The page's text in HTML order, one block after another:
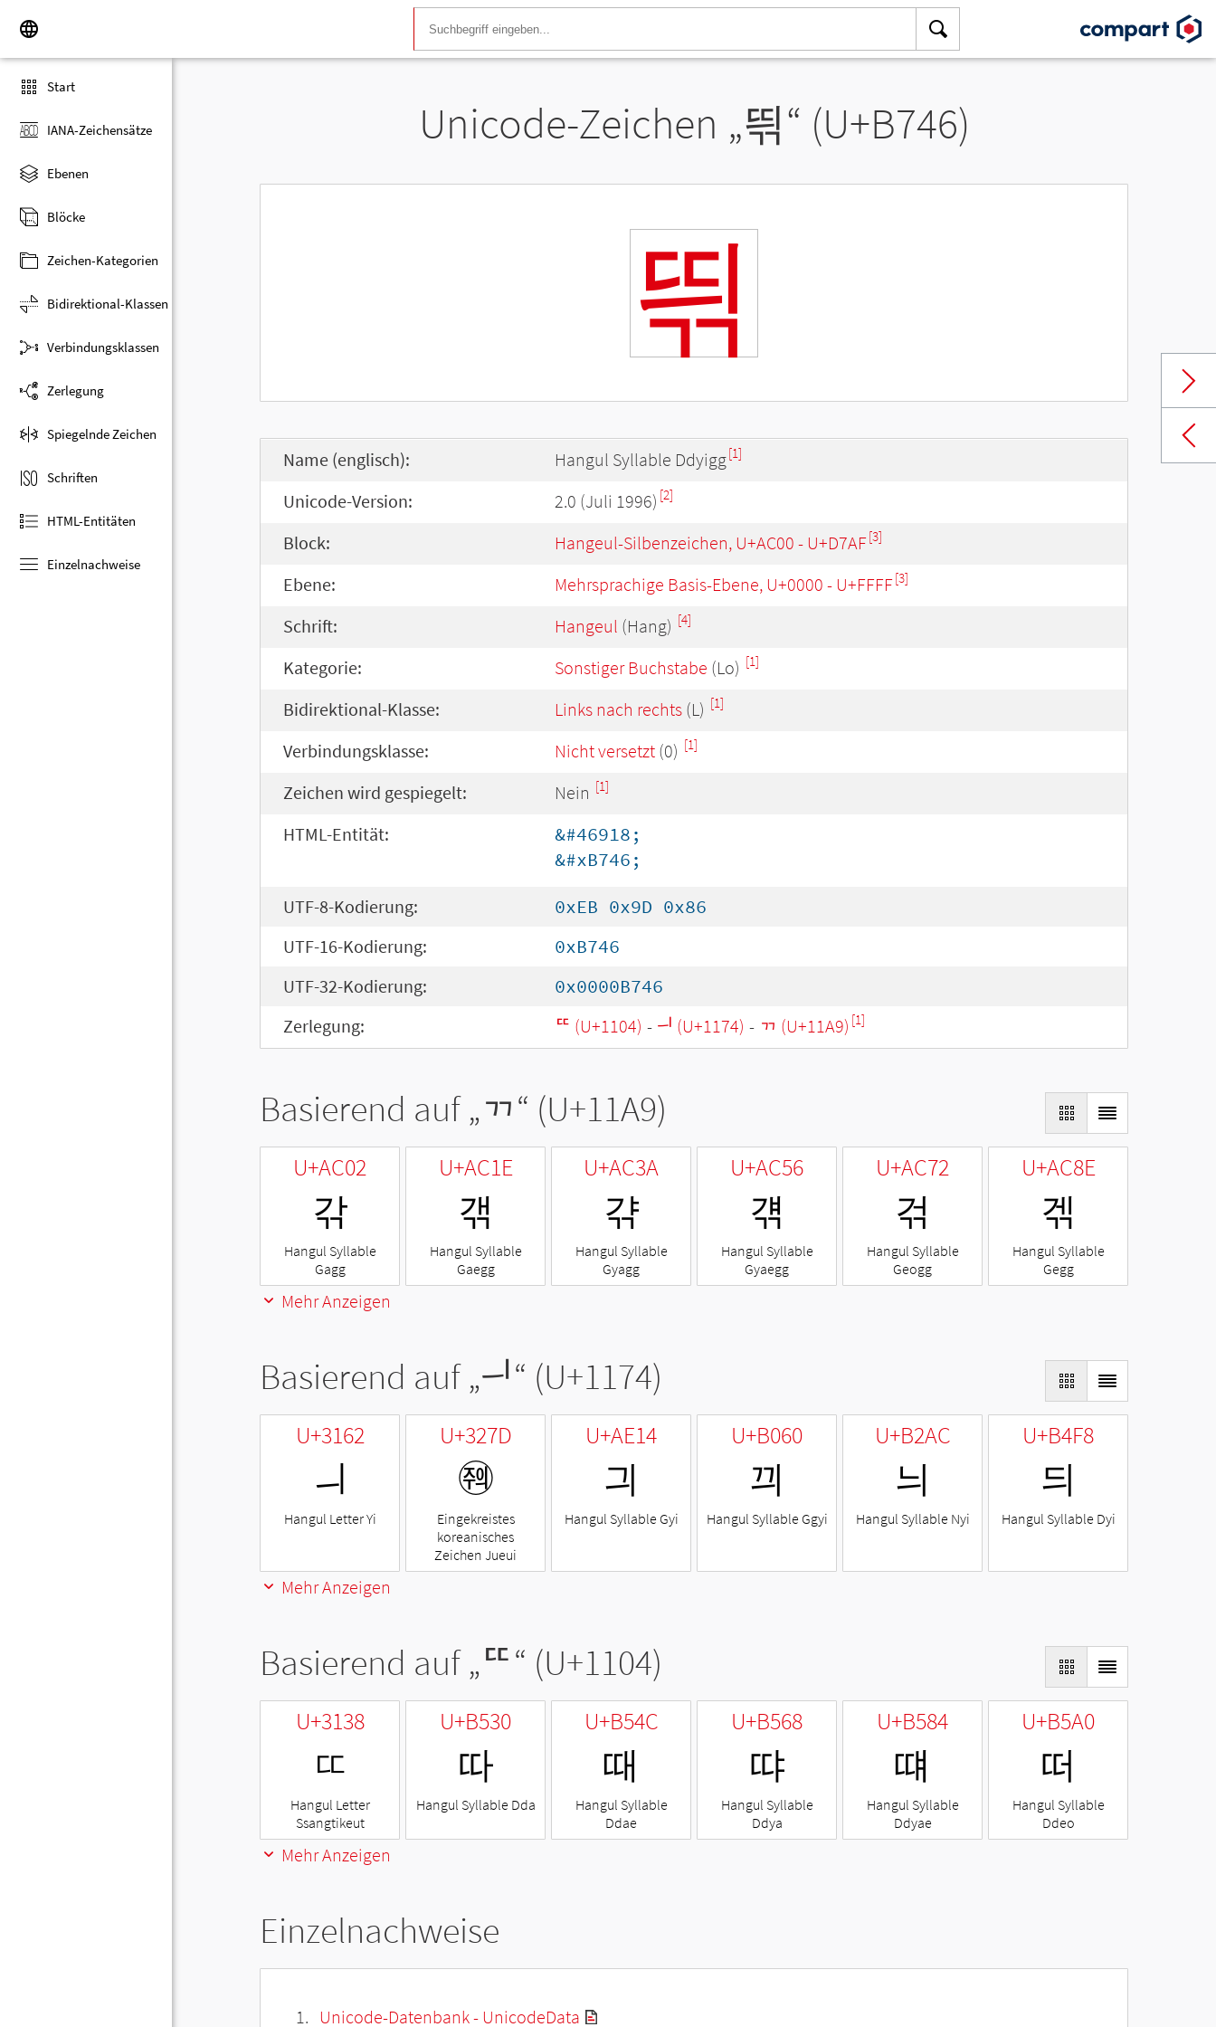
Start
IANA-Zeichensätze
Ebenen
Blöcke
Zeichen-Kategorien
Bidirektional-Klassen
Verbindungsklassen
Zerlegung
Spiegelnde Zeichen
Schriften
HTML-Entitäten
Einzelnachweise
Unicode-Zeichen „띆“ (U+B746)
띆
Name (englisch): Hangul Syllable Ddyigg[1]
Unicode-Version: 2.0 (Juli 1996) [2]
Block: Hangeul-Silbenzeichen, U+AC00 - U+D7AF[3]
Ebene: Mehrsprachige Basis-Ebene, U+0000 - U+FFFF[3]
Schrift: Hangeul (Hang) [4]
Kategorie: Sonstiger Buchstabe (Lo) [1]
Bidirektional-Klasse: Links nach rechts (L) [1]
Verbindungsklasse: Nicht versetzt (0) [1]
Zeichen wird gespiegelt: Nein [1]
HTML-Entität:
&#46918;
&#xB746;
UTF-8-Kodierung:
0xEB 0x9D 0x86
UTF-16-Kodierung:
0xB746
UTF-32-Kodierung:
0x0000B746
Zerlegung:
ᄄ (U+1104) - ᅴ (U+1174) - ᆩ (U+11A9) [1]
Basierend auf „ᆩ“ (U+11A9)
U+AC02
갂
Hangul Syllable
Gagg
U+AC1E
갞
Hangul Syllable
Gaegg
U+AC3A
갺
Hangul Syllable
Gyagg
U+AC56
걖
Hangul Syllable
Gyaegg
U+AC72
걲
Hangul Syllable
Geogg
U+AC8E
겎
Hangul Syllable
Gegg
Mehr Anzeigen
Basierend auf „ᅴ“ (U+1174)
U+3162
ㅢ
Hangul Letter Yi
U+327D
㉽
Eingekreistes
koreanisches
Zeichen Jueui
U+AE14
긔
Hangul Syllable Gyi
U+B060
끠
Hangul Syllable Ggyi
U+B2AC
늬
Hangul Syllable Nyi
U+B4F8
듸
Hangul Syllable Dyi
Mehr Anzeigen
Basierend auf „ᄄ“ (U+1104)
U+3138
ㄸ
Hangul Letter
Ssangtikeut
U+B530
따
Hangul Syllable Dda
U+B54C
때
Hangul Syllable
Ddae
U+B568
땨
Hangul Syllable
Ddya
U+B584
떄
Hangul Syllable
Ddyae
U+B5A0
떠
Hangul Syllable
Ddeo
Mehr Anzeigen
Einzelnachweise
Unicode-Datenbank - UnicodeData